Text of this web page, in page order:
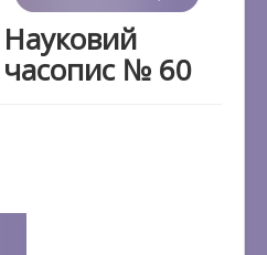
Науковий
часопис № 60